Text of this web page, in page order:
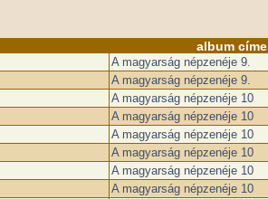
album címe
A magyarság népzenéje 9.
A magyarság népzenéje 9.
A magyarság népzenéje 10
A magyarság népzenéje 10
A magyarság népzenéje 10
A magyarság népzenéje 10
A magyarság népzenéje 10
A magyarság népzenéje 10